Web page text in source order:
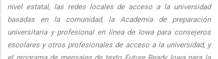
nivel estatal, las redes locales de acceso a la universidad
basadas en la comunidad, la Academia de preparación
universitaria y profesional en línea de Iowa para consejeros
escolares y otros profesionales de acceso a la universidad, y